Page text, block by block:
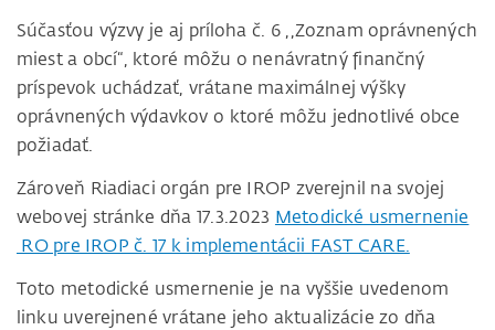
Súčasťou výzvy je aj príloha č. 6 ,,Zoznam oprávnených
miest a obcí“, ktoré môžu o nenávratný finančný
príspevok uchádzať, vrátane maximálnej výšky
oprávnených výdavkov o ktoré môžu jednotlivé obce
požiadať.
Zároveň Riadiaci orgán pre IROP zverejnil na svojej
webovej stránke dňa 17.3.2023 Metodické usmernenie
RO pre IROP č. 17 k implementácii FAST CARE.
Toto metodické usmernenie je na vyššie uvedenom
linku uverejnené vrátane jeho aktualizácie zo dňa